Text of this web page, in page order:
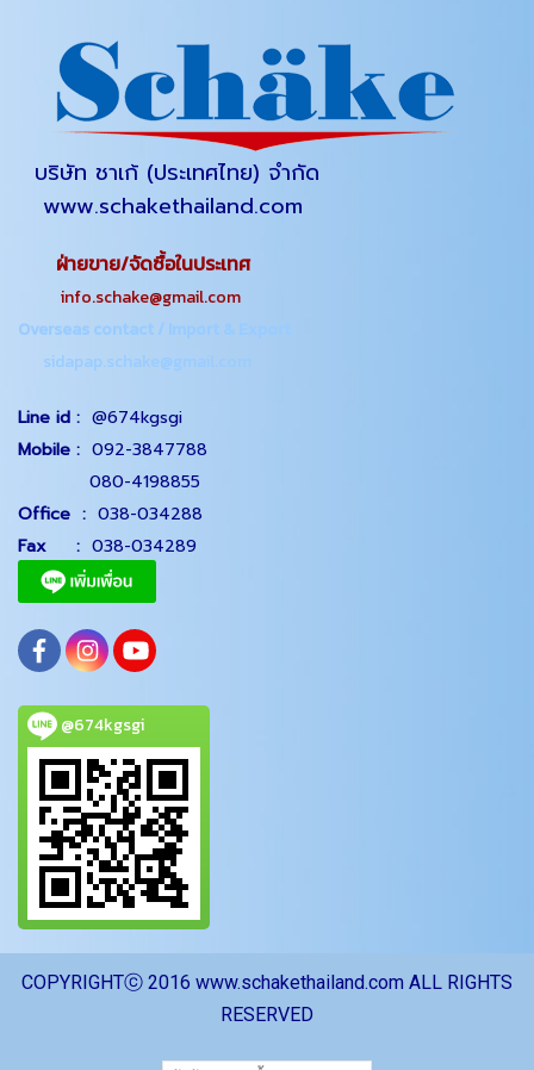
บริษัท ชาเก้ (ประเทศไทย) จำกัด
www.schakethailand.com
ฝ่ายขาย/จัดซื้อในประเทศ
info.schake@gmail.com
Overseas contact / Import & Export
sidapap.schake@gmail.com
Line id : @674kgsgi
Mobile : 092-3847788
080-4198855
Office : 038-034288
Fax : 038-034289
@674kgsgi
COPYRIGHTⓒ 2016 www.schakethailand.com ALL RIGHTS
RESERVED